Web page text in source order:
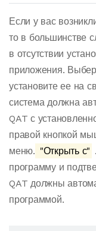
Если у вас
то в большинстве
в отсутствии
приложения.
установите ее на
система должна
QAT с
правой кнопкой
меню. "Открыть с"
программу и
QAT должны
программой.